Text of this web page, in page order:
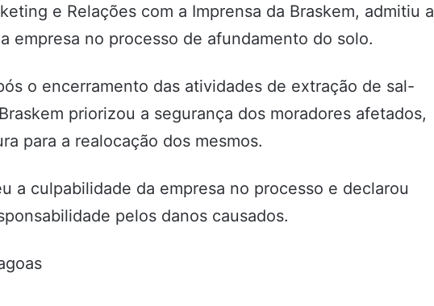
e Relações com a Imprensa da Braskem, admitiu a
empresa no processo de afundamento do solo.
o encerramento das atividades de extração de sal-
priorizou a segurança dos moradores afetados,
para a realocação dos mesmos.
a culpabilidade da empresa no processo e declarou
pelos danos causados.